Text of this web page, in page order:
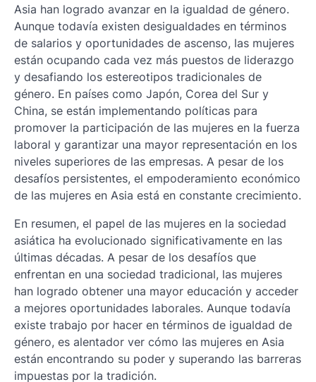
Asia han logrado avanzar en la igualdad de género.
Aunque todavía existen desigualdades en términos
de salarios y oportunidades de ascenso, las mujeres
están ocupando cada vez más puestos de liderazgo
y desafiando los estereotipos tradicionales de
género. En países como Japón, Corea del Sur y
China, se están implementando políticas para
promover la participación de las mujeres en la fuerza
laboral y garantizar una mayor representación en los
niveles superiores de las empresas. A pesar de los
desafíos persistentes, el empoderamiento económico
de las mujeres en Asia está en constante crecimiento.
En resumen, el papel de las mujeres en la sociedad
asiática ha evolucionado significativamente en las
últimas décadas. A pesar de los desafíos que
enfrentan en una sociedad tradicional, las mujeres
han logrado obtener una mayor educación y acceder
a mejores oportunidades laborales. Aunque todavía
existe trabajo por hacer en términos de igualdad de
género, es alentador ver cómo las mujeres en Asia
están encontrando su poder y superando las barreras
impuestas por la tradición.